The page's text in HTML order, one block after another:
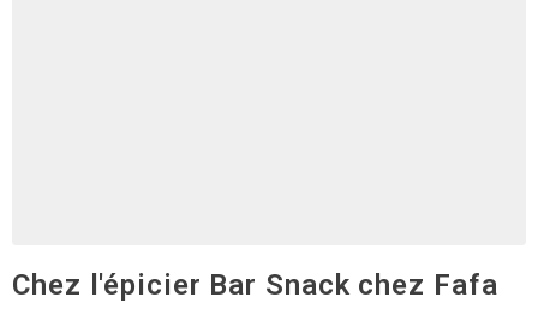
Chez l'épicier Bar Snack chez Fafa